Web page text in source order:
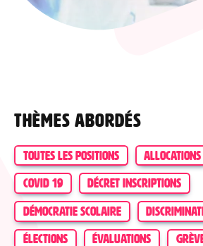
Thèmes abordés
TOUTES LES POSITIONS ALLOCATIONS
COVID 19
DÉCRET INSCRIPTIONS
DÉMOCRATIE SCOLAIRE
ÉLECTIONS
ÉVALUATIONS